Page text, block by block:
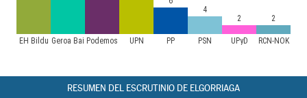
EH Bildu Geroa Bai Podemos UPN PP PSN UPyD RCN-NOK
4
2
2
RESUMEN DEL ESCRUTINIO DE ELGORRIAGA